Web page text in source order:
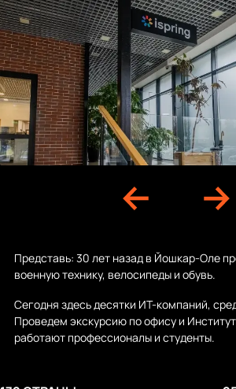
Представь: 30 лет назад в Йошкар-Оле
военную технику, велосипеды и обувь.
Сегодня здесь десятки ИТ-компаний,
Проведем экскурсию по офису и
работают профессионалы и студенты.